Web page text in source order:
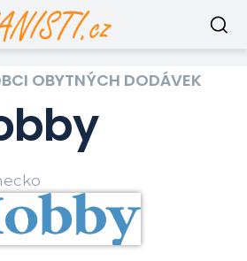
OBYTNÝCH DODÁVEK